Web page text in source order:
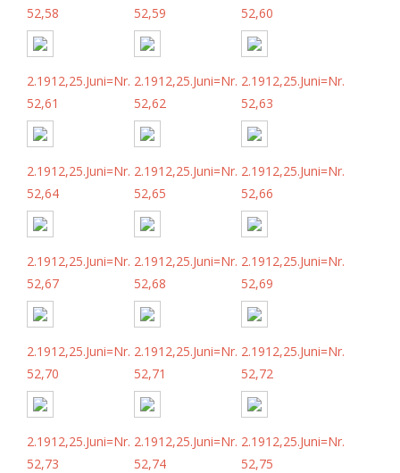
52,58
52,59
52,60
2.1912,25.Juni=Nr.
52,61
2.1912,25.Juni=Nr.
52,62
2.1912,25.Juni=Nr.
52,63
2.1912,25.Juni=Nr.
52,64
2.1912,25.Juni=Nr.
52,65
2.1912,25.Juni=Nr.
52,66
2.1912,25.Juni=Nr.
52,67
2.1912,25.Juni=Nr.
52,68
2.1912,25.Juni=Nr.
52,69
2.1912,25.Juni=Nr.
52,70
2.1912,25.Juni=Nr.
52,71
2.1912,25.Juni=Nr.
52,72
2.1912,25.Juni=Nr.
52,73
2.1912,25.Juni=Nr.
52,74
2.1912,25.Juni=Nr.
52,75